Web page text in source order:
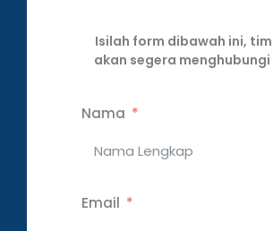
Isilah form dibawah ini,
akan segera menghubungi
Nama
Email